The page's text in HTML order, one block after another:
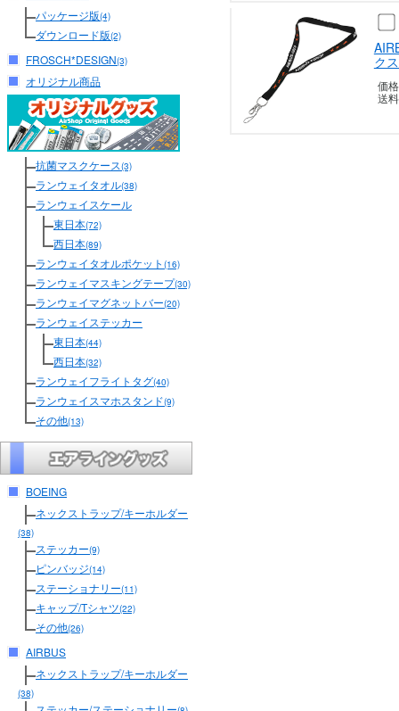
パッケージ版(4)
ダウンロード版(2)
FROSCH*DESIGN(3)
オリジナル商品
抗菌マスクケース(3)
ランウェイタオル(38)
ランウェイスケール
東日本(72)
西日本(89)
ランウェイタオルポケット (16)
ランウェイマスキングテープ(30)
ランウェイマグネットバー(20)
ランウェイステッカー
東日本(44)
西日本(32)
ランウェイフライトタグ(40)
ランウェイスマホスタンド(9)
その他(13)
BOEING
ネックストラップ/キーホルダー
(38)
ステッカー(9)
ピンバッジ(14)
ステーショナリー(11)
キャップ/Tシャツ(22)
その他(26)
AIRBUS
ネックストラップ/キーホルダー
(38)
ク
価
送